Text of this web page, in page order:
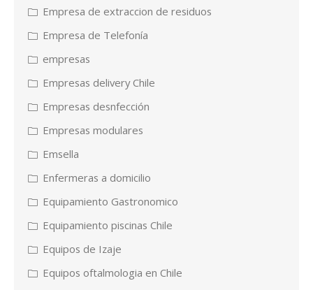
Empresa de extraccion de residuos
Empresa de Telefonía
empresas
Empresas delivery Chile
Empresas desnfección
Empresas modulares
Emsella
Enfermeras a domicilio
Equipamiento Gastronomico
Equipamiento piscinas Chile
Equipos de Izaje
Equipos oftalmologia en Chile